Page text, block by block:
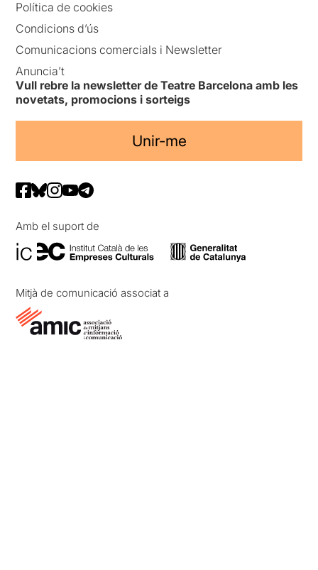
Política de cookies
Condicions d’ús
Comunicacions comercials i Newsletter
Anuncia’t
Vull rebre la newsletter de Teatre Barcelona amb les
novetats, promocions i sorteigs
Unir-me
Amb el suport de
Mitjà de comunicació associat a